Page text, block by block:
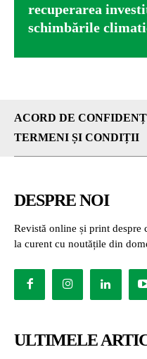
recuperarea
schimbările
ACORD DE
TERMENI ȘI CONDIȚII
DESPRE NOI
Revistă online și print despre
la curent cu noutățile din
ULTIMELE